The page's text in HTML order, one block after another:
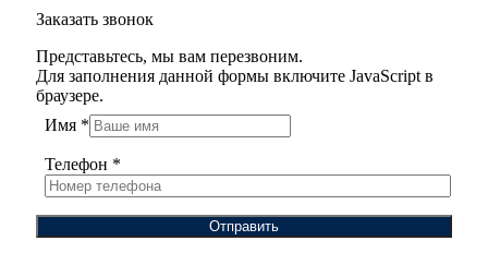
Заказать звонок
Представьтесь, мы вам перезвоним.
Для заполнения данной формы включите JavaScript в
браузере.
Имя *
Телефон *
Отправить